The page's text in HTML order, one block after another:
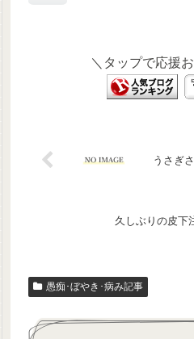
＼タップで応援
うさぎ
久しぶりの皮下
愚痴･ぼやき･病み記事